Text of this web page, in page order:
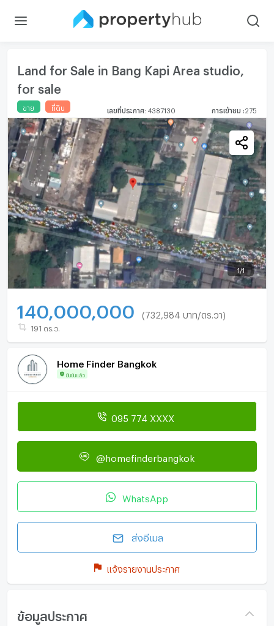
Land for Sale in Bang Kapi Area studio,
for sale
ขาย ที่ดิน เลขที่ประกาศ: 4387130 การเข้าชม 275
1 /1
140,000,000 (732,984 บาท/ตร.วา)
191 ตร.ว.
Home Finder Bangkok
ยืนยันแล้ว
095 774 XXXX
@homefinderbangkok
WhatsApp
ส่งอีเมล
แจ้งรายงานประกาศ
ข้อมูลประกาศ